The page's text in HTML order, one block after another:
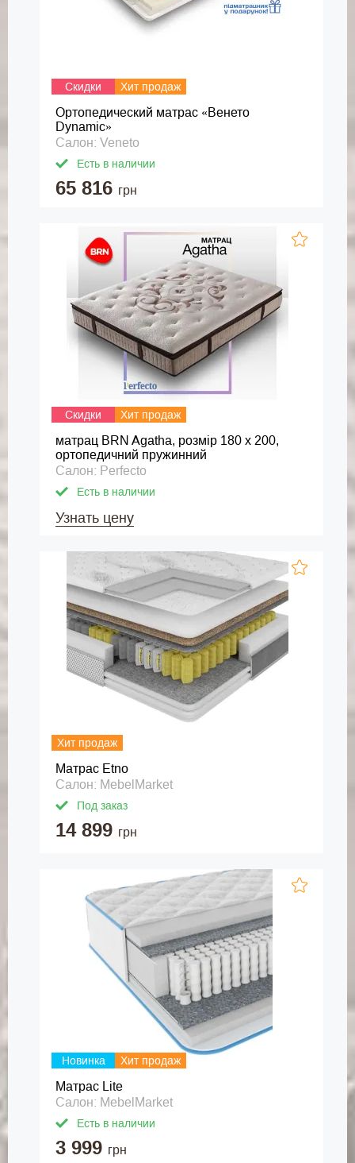
Скидки Хит продаж
Ортопедический матрас «Венето
Dynamic»
Салон: Veneto
Есть в наличии
65 816 грн
Скидки Хит продаж
матрац BRN Agatha, розмір 180 х 200,
ортопедичний пружинний
Салон: Perfecto
Есть в наличии
Узнать цену
Хит продаж
Матраc Etno
Салон: MebelMarket
Под заказ
14 899 грн
Новинка Хит продаж
Матрас Lite
Салон: MebelMarket
Есть в наличии
3 999 грн